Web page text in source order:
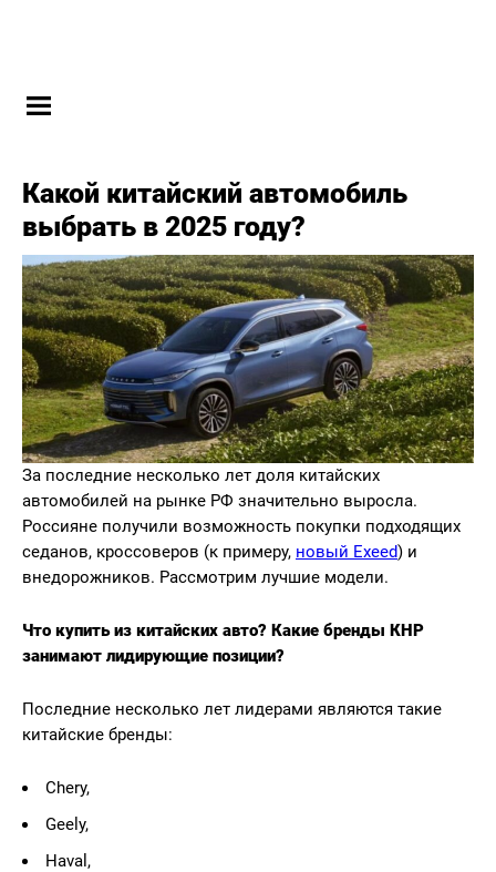
Какой китайский автомобиль
выбрать в 2025 году?
За последние несколько лет доля китайских
автомобилей на рынке РФ значительно выросла.
Россияне получили возможность покупки подходящих
седанов, кроссоверов (к примеру, новый Exeed) и
внедорожников. Рассмотрим лучшие модели.
Что купить из китайских авто? Какие бренды КНР
занимают лидирующие позиции?
Последние несколько лет лидерами являются такие
китайские бренды:
Chery,
Geely,
Haval,